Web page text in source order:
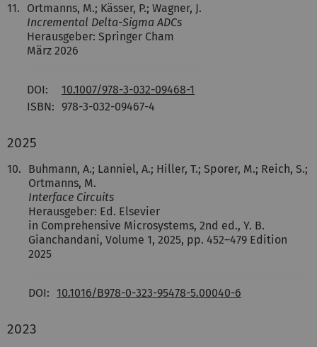
11.
Ortmanns, M.; Kässer, P.; Wagner, J.
Incremental Delta-Sigma ADCs
Herausgeber: Springer Cham
März 2026
DOI:
10.1007/978-3-032-09468-1
ISBN: 978-3-032-09467-4
2025
10.
Buhmann, A.; Lanniel, A.; Hiller, T.; Sporer, M.; Reich, S.;
Ortmanns, M.
Interface Circuits
Herausgeber: Ed. Elsevier
in Comprehensive Microsystems, 2nd ed., Y. B.
Gianchandani, Volume 1, 2025, pp. 452–479 Edition
2025
DOI: 10.1016/B978-0-323-95478-5.00040-6
2023